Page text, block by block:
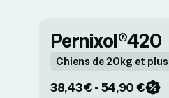
Pernixol®420
Chiens de 20kg et plus
38,43 € - 54,90 €